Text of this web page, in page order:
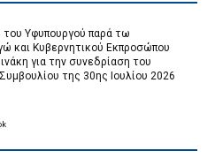
του Υφυπουργού παρά τω
και Κυβερνητικού Εκπροσώπου
για την συνεδρίαση του
της 30ης Ιουλίου 2026